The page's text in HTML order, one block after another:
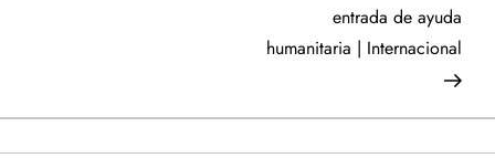
entrada de ayuda
humanitaria | Internacional